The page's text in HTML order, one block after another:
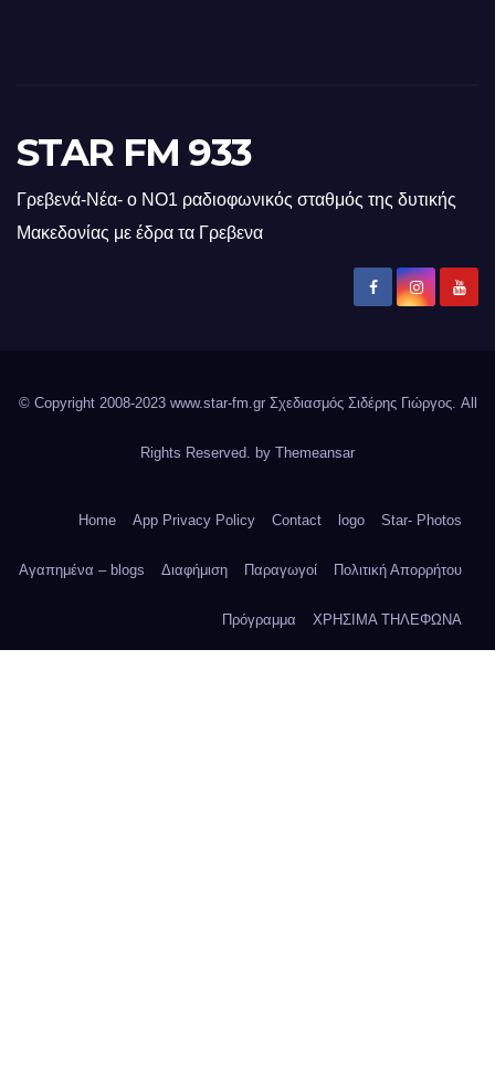
STAR FM 933
Γρεβενά-Νέα- ο ΝΟ1 ραδιοφωνικός σταθμός της δυτικής
Μακεδονίας με έδρα τα Γρεβενα
© Copyright 2008-2023 www.star-fm.gr Σχεδιασμός Σιδέρης Γιώργος. All
Rights Reserved. by Themeansar
Home App Privacy Policy Contact logo Star- Photos
Αγαπημένα – blogs Διαφήμιση Παραγωγοί Πολιτική Απορρήτου
Πρόγραμμα ΧΡΗΣΙΜΑ ΤΗΛΕΦΩΝΑ